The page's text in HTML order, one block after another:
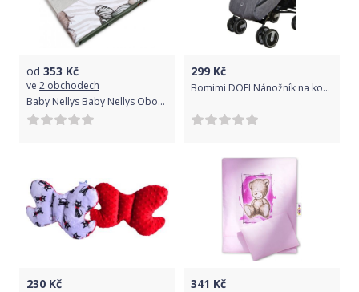
od 353 Kč
ve 2 obchodech
Baby Nellys Baby Nellys Oboustranná deka Bavlna Velvet 100x75cm, ZOO - béžová
299 Kč
Bomimi DOFI Nánožník na kočárek šedý melange
230 Kč 341 Kč